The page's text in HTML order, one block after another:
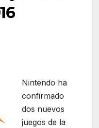
Nintendo ha
confirmado
dos nuevos
juegos de la